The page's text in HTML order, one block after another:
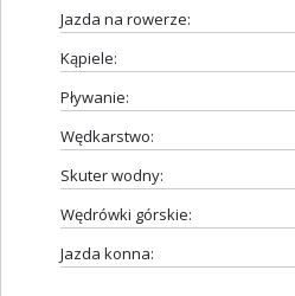
Jazda na rowerze:
Kąpiele:
Pływanie:
Wędkarstwo:
Skuter wodny:
Wędrówki górskie:
Jazda konna: